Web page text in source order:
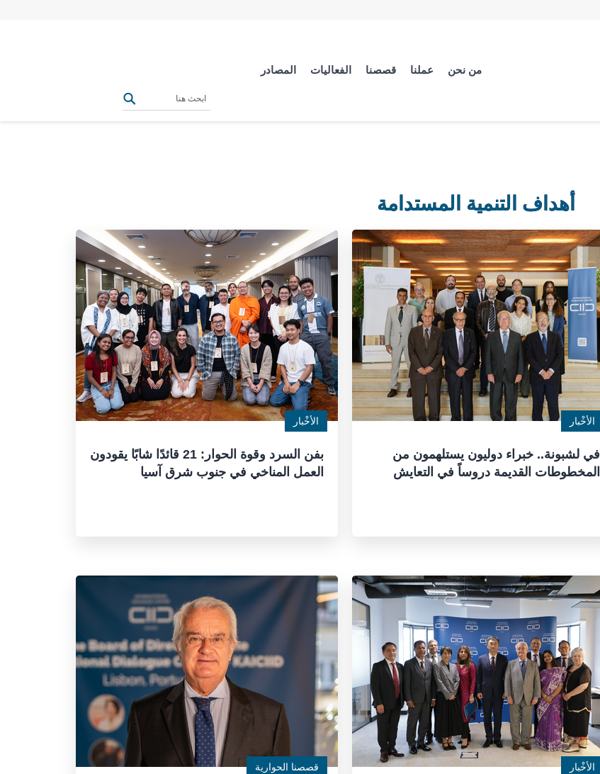
من نحن عملنا قصصنا الفعاليات المصادر
أهداف التنمية المستدامة
الأخْبار
بفن السرد وقوة الحوار: 21 قائدًا شابًا يقودون
العمل المناخي في جنوب شرق آسيا
الأخْبار
في لشبونة.. خبراء دوليون يستلهمون من
المخطوطات القديمة دروساً في التعايش
قصصنا الحوارية الأخْبار